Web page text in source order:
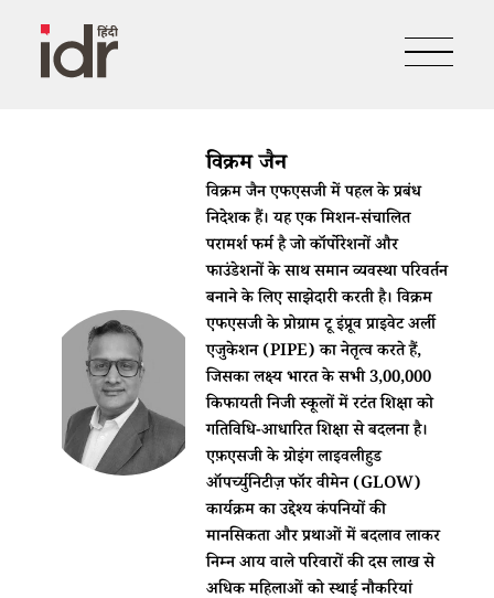
विक्रम जैन
विक्रम जैन एफएसजी में पहल के प्रबंध
निदेशक हैं। यह एक मिशन-संचालित
परामर्श फर्म है जो कॉर्पोरेशनों और
फाउंडेशनों के साथ समान व्यवस्था परिवर्तन
बनाने के लिए साझेदारी करती है। विक्रम
एफएसजी के प्रोग्राम टू इंप्रूव प्राइवेट अर्ली
एजुकेशन (PIPE) का नेतृत्व करते हैं,
जिसका लक्ष्य भारत के सभी 3,00,000
किफायती निजी स्कूलों में रटंत शिक्षा को
गतिविधि-आधारित शिक्षा से बदलना है।
एफ़एसजी के ग्रोइंग लाइवलीहुड
ऑपर्च्युनिटीज़ फॉर वीमेन (GLOW)
कार्यक्रम का उद्देश्य कंपनियों की
मानसिकता और प्रथाओं में बदलाव लाकर
निम्न आय वाले परिवारों की दस लाख से
अधिक महिलाओं को स्थाई नौकरियां